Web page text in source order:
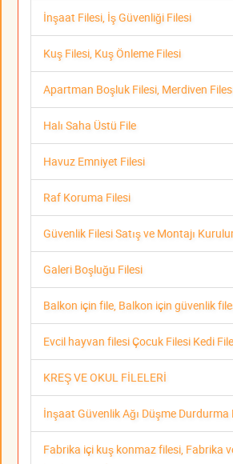
İnşaat Filesi, İş Güvenliği Filesi
Kuş Filesi, Kuş Önleme Filesi
Apartman Boşluk Filesi, Merdiven
Halı Saha Üstü File
Havuz Emniyet Filesi
Raf Koruma Filesi
Güvenlik Filesi Satış ve Montajı
Galeri Boşluğu Filesi
Balkon için file, Balkon için güvenlik
Evcil hayvan filesi Çocuk Filesi Kedi
KREŞ VE OKUL FİLELERİ
İnşaat Güvenlik Ağı Düşme Durdurma
Fabrika içi kuş konmaz filesi, Fabrika